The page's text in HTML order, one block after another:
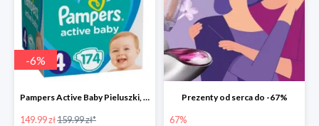
-6%
Pampers Active Baby Pieluszki, rozmiar 4
149.99 zł159.99 zł*
Prezenty od serca do -67%
67%